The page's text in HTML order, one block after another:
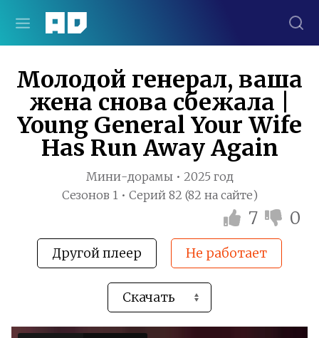
Молодой генерал, ваша
жена снова сбежала |
Young General Your Wife
Has Run Away Again
Мини-дорамы • 2025 год
Сезонов 1 • Серий 82 (82 на сайте)
7 0
Другой плеер Не работает